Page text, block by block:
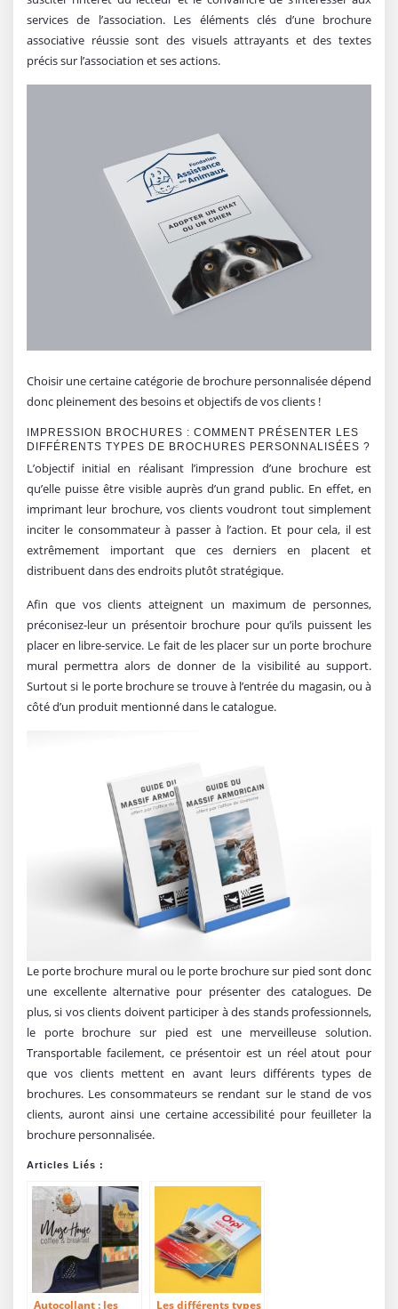
services de l’association. Les éléments clés d’une brochure
associative réussie sont des visuels attrayants et des textes
précis sur l’association et ses actions.
Choisir une certaine catégorie de brochure personnalisée dépend
donc pleinement des besoins et objectifs de vos clients !
IMPRESSION BROCHURES : COMMENT PRÉSENTER LES
DIFFÉRENTS TYPES DE BROCHURES PERSONNALISÉES ?
L’objectif initial en réalisant l’impression d’une brochure est
qu’elle puisse être visible auprès d’un grand public. En effet, en
imprimant leur brochure, vos clients voudront tout simplement
inciter le consommateur à passer à l’action. Et pour cela, il est
extrêmement important que ces derniers en placent et
distribuent dans des endroits plutôt stratégique.
Afin que vos clients atteignent un maximum de personnes,
préconisez-leur un présentoir brochure pour qu’ils puissent les
placer en libre-service. Le fait de les placer sur un porte brochure
mural permettra alors de donner de la visibilité au support.
Surtout si le porte brochure se trouve à l’entrée du magasin, ou à
côté d’un produit mentionné dans le catalogue.
Le porte brochure mural ou le porte brochure sur pied sont donc
une excellente alternative pour présenter des catalogues. De
plus, si vos clients doivent participer à des stands professionnels,
le porte brochure sur pied est une merveilleuse solution.
Transportable facilement, ce présentoir est un réel atout pour
que vos clients mettent en avant leurs différents types de
brochures. Les consommateurs se rendant sur le stand de vos
clients, auront ainsi une certaine accessibilité pour feuilleter la
brochure personnalisée.
Articles Liés :
Autocollant : les
Les différents types